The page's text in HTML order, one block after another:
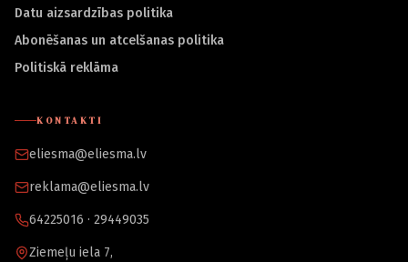
Datu aizsardzības politika
Abonēšanas un atcelšanas politika
Politiskā reklāma
KONTAKTI
eliesma@eliesma.lv
reklama@eliesma.lv
64225016 · 29449035
Ziemeļu iela 7,